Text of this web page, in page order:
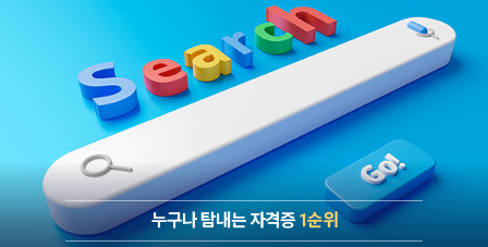
누구나 탐내는 자격증 1순위